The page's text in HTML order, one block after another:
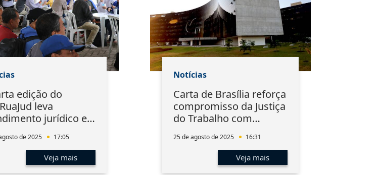
edição do
leva
jurídico e
de 2025 17:05
Veja mais
Notícias
Carta de Brasília reforça
compromisso da Justiça
do Trabalho com
25 de agosto de 2025 16:31
Veja mais